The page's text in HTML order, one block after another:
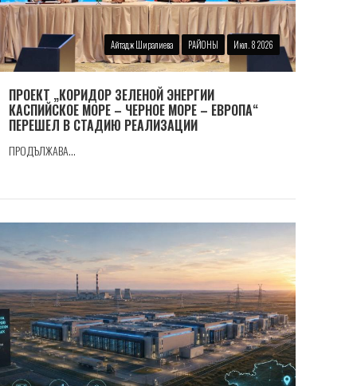
Айтадж Ширалиева РАЙОНЫ Июл. 8 2026
ПРОЕКТ „КОРИДОР ЗЕЛЕНОЙ ЭНЕРГИИ
КАСПИЙСКОЕ МОРЕ – ЧЕРНОЕ МОРЕ – ЕВРОПА“
ПЕРЕШЕЛ В СТАДИЮ РЕАЛИЗАЦИИ
ПРОДЪЛЖАВА...